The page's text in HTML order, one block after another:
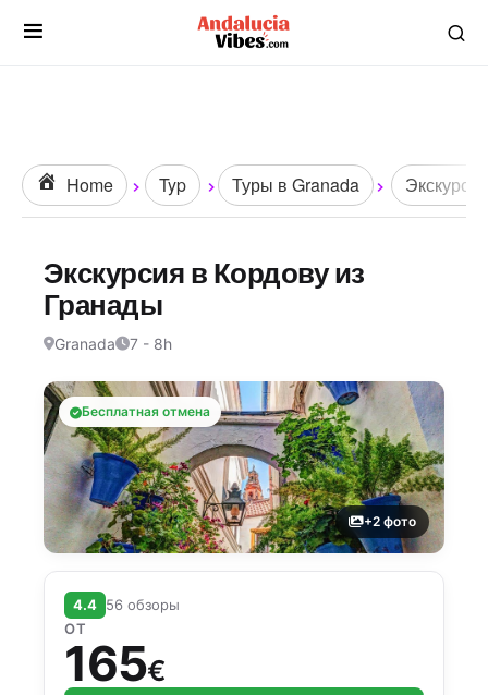
Home Typ Туры в Granada Экскурсии
Экскурсия в Кордову из
Гранады
Granada 7 - 8h
Бесплатная отмена
+2 фото
4.4 56 обзоры
ОТ
165€